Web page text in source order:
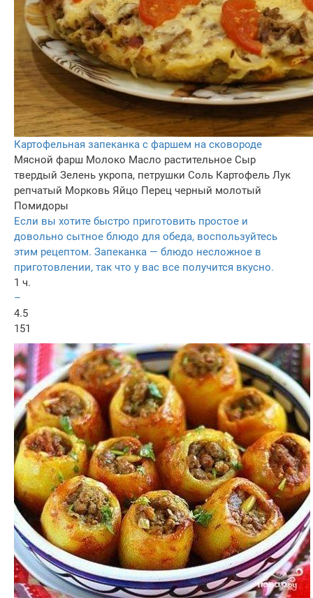
Картофельная запеканка с фаршем на сковороде
Мясной фарш Молоко Масло растительное Сыр
твердый Зелень укропа, петрушки Соль Картофель Лук
репчатый Морковь Яйцо Перец черный молотый
Помидоры
Если вы хотите быстро приготовить простое и
довольно сытное блюдо для обеда, воспользуйтесь
этим рецептом. Запеканка — блюдо несложное в
приготовлении, так что у вас все получится вкусно.
1 ч.
–
4.5
151